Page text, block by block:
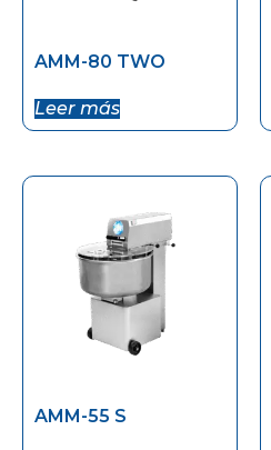
AMM-80 TWO
Leer más
AMM-55 S